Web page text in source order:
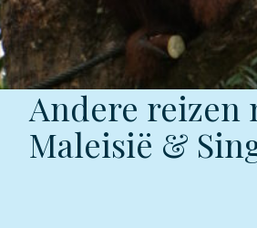
Andere reizen
Maleisië &